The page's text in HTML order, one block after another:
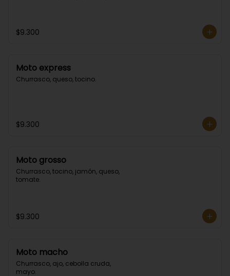
$9.300
Moto express
Churrasco, queso, tocino.
$9.300
Moto grosso
Churrasco, tocino, jamón, queso,
tomate.
$9.300
Moto macho
Churrasco, ajo, cebolla cruda,
mayo.